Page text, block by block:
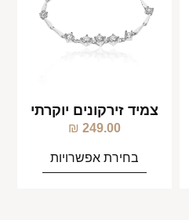
צמיד זירקונים יוקרתי
249.00
₪
בחירת אפשרויות